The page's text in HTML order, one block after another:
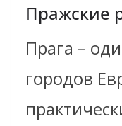
Пражские
Прага –
городов